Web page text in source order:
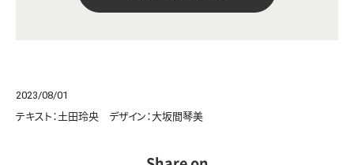
2023/08/01
テキスト：土田玲央 デザイン：大坂間琴美